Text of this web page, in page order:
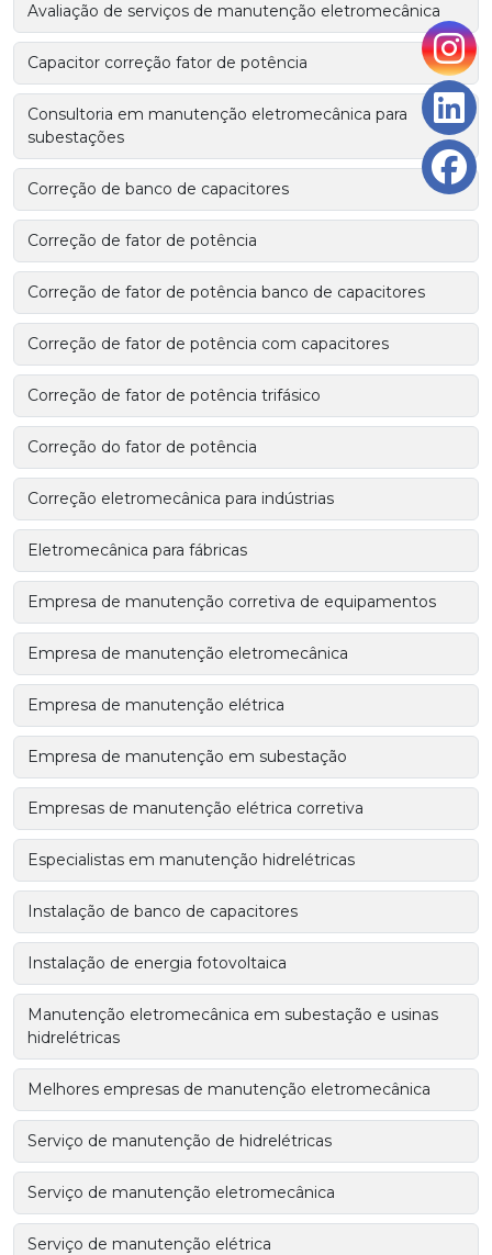
Avaliação de serviços de manutenção eletromecânica
Capacitor correção fator de potência
Consultoria em manutenção eletromecânica para
subestações
Correção de banco de capacitores
Correção de fator de potência
Correção de fator de potência banco de capacitores
Correção de fator de potência com capacitores
Correção de fator de potência trifásico
Correção do fator de potência
Correção eletromecânica para indústrias
Eletromecânica para fábricas
Empresa de manutenção corretiva de equipamentos
Empresa de manutenção eletromecânica
Empresa de manutenção elétrica
Empresa de manutenção em subestação
Empresas de manutenção elétrica corretiva
Especialistas em manutenção hidrelétricas
Instalação de banco de capacitores
Instalação de energia fotovoltaica
Manutenção eletromecânica em subestação e usinas
hidrelétricas
Melhores empresas de manutenção eletromecânica
Serviço de manutenção de hidrelétricas
Serviço de manutenção eletromecânica
Serviço de manutenção elétrica